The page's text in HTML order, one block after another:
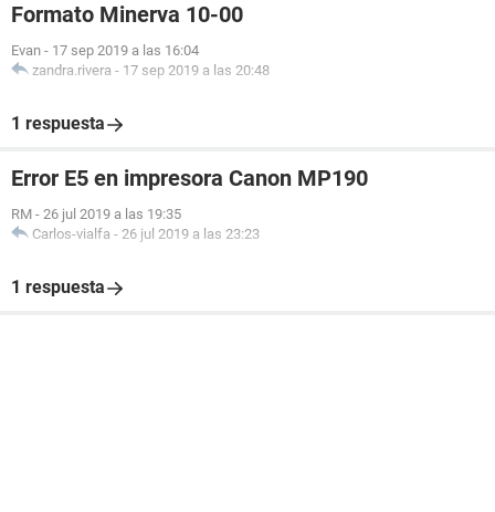
Formato Minerva 10-00
Evan - 17 sep 2019 a las 16:04
zandra.rivera - 17 sep 2019 a las 20:48
1 respuesta
Error E5 en impresora Canon MP190
RM - 26 jul 2019 a las 19:35
Carlos-vialfa - 26 jul 2019 a las 23:23
1 respuesta